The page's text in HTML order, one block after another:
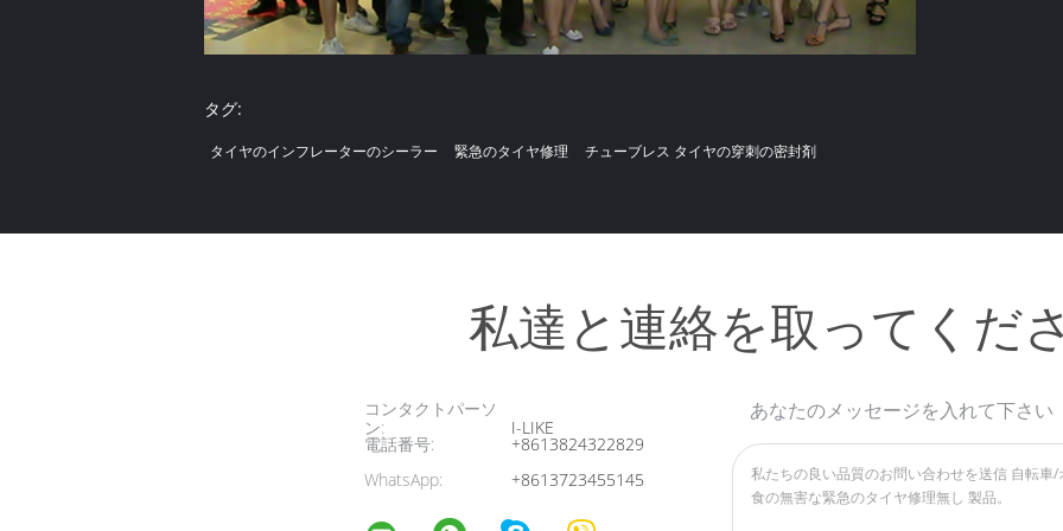
タグ:
タイヤのインフレーターのシーラー 緊急のタイヤ修理 チューブレス タイヤの穿刺の密封剤
私達と連絡を取ってくだ
コンタクトパーソ
ン:
I-LIKE
電話番号:
+8613824322829
WhatsApp:
+8613723455145
あなたのメッセージを入れて下さい